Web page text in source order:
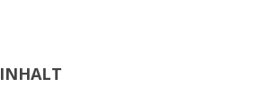
INHALT